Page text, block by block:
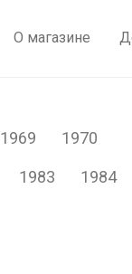
О магазине
1969 1970
1983 1984